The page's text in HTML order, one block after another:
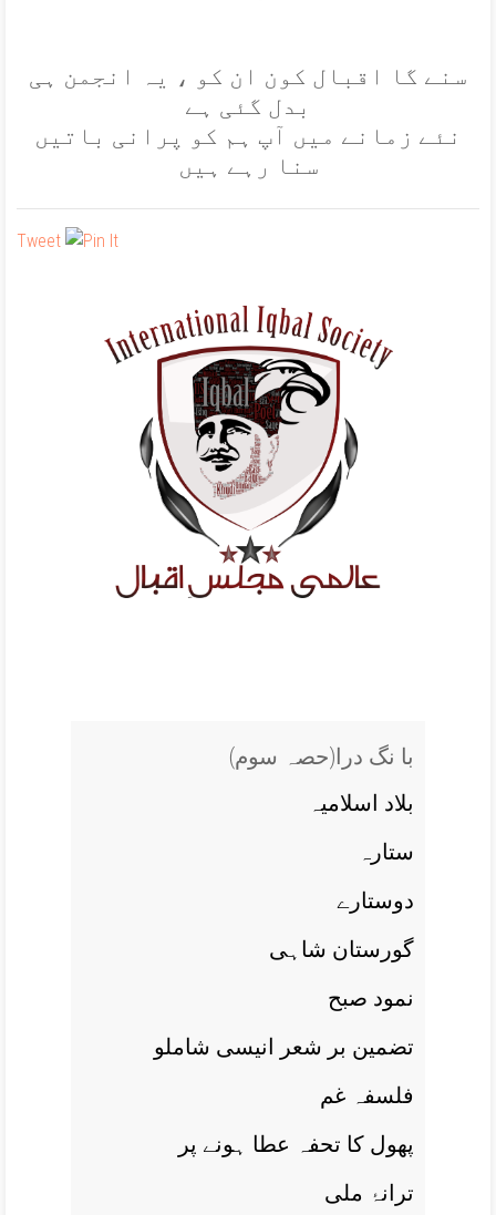
سنے گا اقبال کون ان کو ، يہ انجمن ہی
بدل گئی ہے
نئے زمانے ميں آپ ہم کو پرانی باتيں
سنا رہے ہيں
Tweet
(با نگ درا(حصہ سوم
بلاد اسلاميہ
ستارہ
دوستارے
گورستان شاہی
نمود صبح
تضمين بر شعر انيسی شاملو
فلسفہ غم
پھول کا تحفہ عطا ہونے پر
ترانۂ ملی